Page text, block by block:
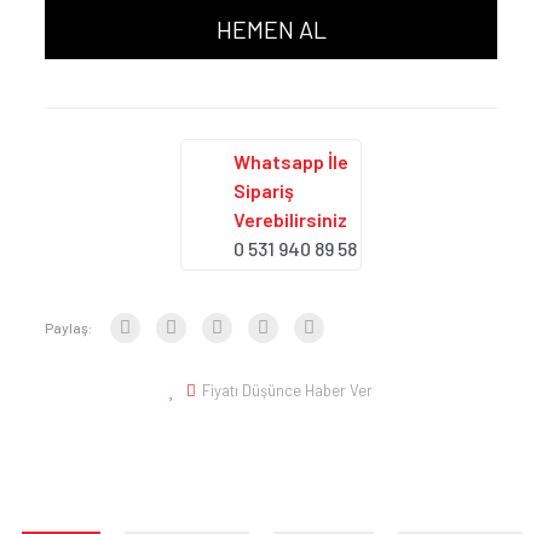
HEMEN AL
Whatsapp İle
Sipariş
Verebilirsiniz
0 531 940 89 58
Paylaş:
Fiyatı Düşünce Haber Ver